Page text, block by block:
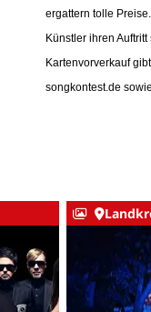
ergattern tolle
Künstler ihren
Kartenvorverkauf
songkontest.de